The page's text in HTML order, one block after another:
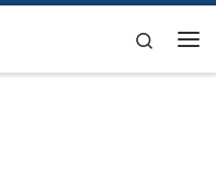
Search